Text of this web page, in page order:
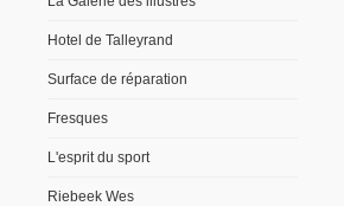
Hotel de Talleyrand
Surface de réparation
Fresques
L'esprit du sport
Riebeek Wes